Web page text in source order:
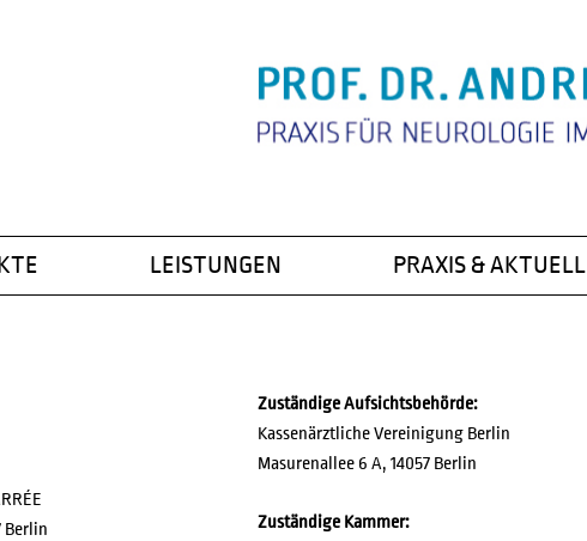
LEISTUNGEN PRAXIS & AKTUELL
PROF. DR. KUPSCH
VORTRÄGE
Berlin
Zuständige Aufsichtsbehörde:
Kassenärztliche Vereinigung Berlin
Masurenallee 6 A, 14057 Berlin
Zuständige Kammer: